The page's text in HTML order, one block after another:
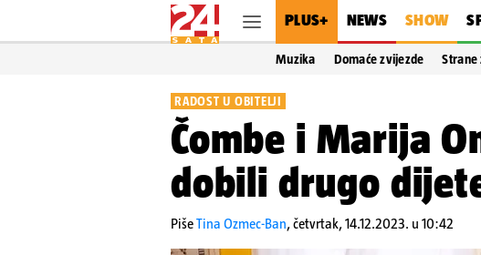
PLUS+ NEWS SHOW
Muzika Domaće zvijezde Strane
RADOST U OBITELJI
Čombe i Marija
dobili drugo
PišeTina Ozmec-Ban,četvrtak, 14.12.2023. u 10:42